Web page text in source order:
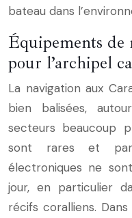
bateau dans
Équipements de
pour l’archipel
La navigation aux
bien balisées,
secteurs beaucoup
sont rares et
électroniques ne
jour, en particulier
récifs coralliens.